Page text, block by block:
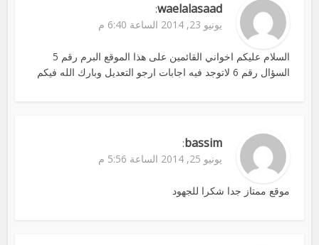
waelalasaad
:
يونيو 23, 2014 الساعة 6:40 م
السلام عليكم اخواني القائمين على هذا الموقع البرم رقم 5
السؤال رقم 6 لاتوجد فيه اجابات ارجو التعديل وبارك الله فيكم
bassim
:
يونيو 25, 2014 الساعة 5:56 م
موقع ممتاز جدا شكرا للجهود